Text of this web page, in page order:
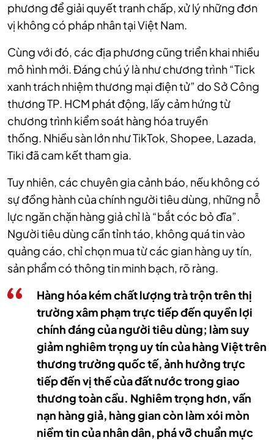
phương để giải quyết tranh chấp, xử lý những đơn
vị không có pháp nhân tại Việt Nam.
Cùng với đó, các địa phương cũng triển khai nhiều
mô hình mới. Đáng chú ý là như chương trình “Tick
xanh trách nhiệm thương mại điện tử” do Sở Công
thương TP. HCM phát động, lấy cảm hứng từ
chương trình kiểm soát hàng hóa truyền
thống. Nhiều sàn lớn như TikTok, Shopee, Lazada,
Tiki đã cam kết tham gia.
Tuy nhiên, các chuyên gia cảnh báo, nếu không có
sự đồng hành của chính người tiêu dùng, những nỗ
lực ngăn chặn hàng giả chỉ là “bắt cóc bỏ đĩa”.
Người tiêu dùng cần tỉnh táo, không quá tin vào
quảng cáo, chỉ chọn mua từ các gian hàng uy tín,
sản phẩm có thông tin minh bạch, rõ ràng.
Hàng hóa kém chất lượng trà trộn trên thị
trường xâm phạm trực tiếp đến quyền lợi
chính đáng của người tiêu dùng; làm suy
giảm nghiêm trọng uy tín của hàng Việt trên
thương trường quốc tế, ảnh hưởng trực
tiếp đến vị thế của đất nước trong giao
thương toàn cầu. Nghiêm trọng hơn, vấn
nạn hàng giả, hàng gian còn làm xói mòn
niềm tin của nhân dân, phá vỡ chuẩn mực